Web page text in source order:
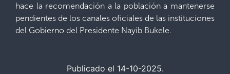
hace la recomendación a la población a mantenerse
pendientes de los canales oficiales de las instituciones
del Gobierno del Presidente Nayib Bukele.
Publicado el 14-10-2025.